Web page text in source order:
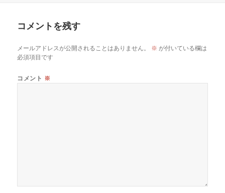
コメントを残す
メールアドレスが公開されることはありません。 ※ が付いている欄は
必須項目です
コメント ※